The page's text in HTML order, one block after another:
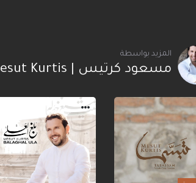
المزيد بواسطة
مسعود كرتيس | Mesut Kurtis